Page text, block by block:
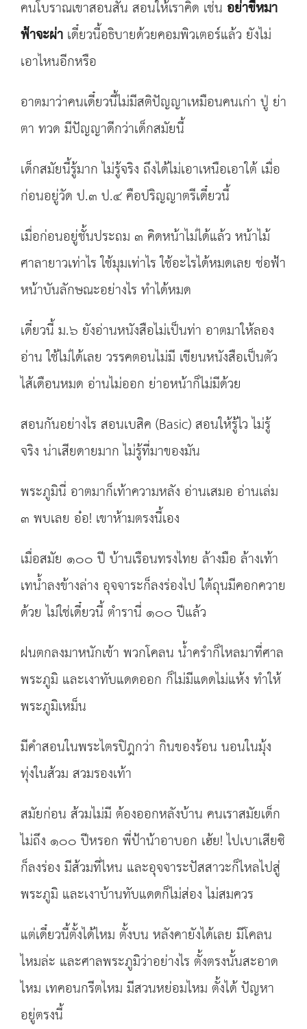
คนโบราณเขาสอนสั้น สอนให้เราคิด เช่นอย่าขี่หมา
ฟ้าจะผ่าเดี๋ยวนี้อธิบายด้วยคอมพิวเตอร์แล้ว ยังไม่
เอาไหนอีกหรือ
อาตมาว่าคนเดี๋ยวนี้ไม่มีสติปัญญาเหมือนคนเก่า ปู่ ย่า
ตา ทวด มีปัญญาดีกว่าเด็กสมัยนี้
เด็กสมัยนี้รู้มาก ไม่รู้จริง ถึงได้ไม่เอาเหนือเอาใต้ เมื่อ
ก่อนอยู่วัด ป.๓ ป.๔ คือปริญญาตรีเดี๋ยวนี้
เมื่อก่อนอยู่ชั้นประถม ๓ คิดหน้าไม่ได้แล้ว หน้าไม้
ศาลายาวเท่าไร ใช้มุมเท่าไร ใช้อะไรได้หมดเลย ช่อฟ้า
หน้าบันลักษณะอย่างไร ทำได้หมด
เดี๋ยวนี้ ม.๖ ยังอ่านหนังสือไม่เป็นท่า อาตมาให้ลอง
อ่าน ใช้ไม่ได้เลย วรรคตอนไม่มี เขียนหนังสือเป็นตัว
ไส้เดือนหมด อ่านไม่ออก ย่าอหน้าก็ไม่มีด้วย
สอนกันอย่างไร สอนเบสิค (Basic) สอนให้รู้ไว ไม่รู้
จริง น่าเสียดายมาก ไม่รู้ที่มาของมัน
พระภูมินี่ อาตมาก็เท้าความหลัง อ่านเสมอ อ่านเล่ม
๓ พบเลย อ๋อ! เขาห้ามตรงนี้เอง
เมื่อสมัย ๑๐๐ ปี บ้านเรือนทรงไทย ล้างมือ ล้างเท้า
เทน้ำลงข้างล่าง อุจจาระก็ลงร่องไป ใต้ถุนมีคอกควาย
ด้วย ไม่ใช่เดี๋ยวนี้ ตำรานี่ ๑๐๐ ปีแล้ว
ฝนตกลงมาหนักเข้า พวกโคลน น้ำครำก็ไหลมาที่ศาล
พระภูมิ และเงาทับแดดออก ก็ไม่มีแดดไม่แห้ง ทำให้
พระภูมิเหม็น
มีคำสอนในพระไตรปิฎกว่า กินของร้อน นอนในมุ้ง
ทุ่งในส้วม สวมรองเท้า
สมัยก่อน ส้วมไม่มี ต้องออกหลังบ้าน คนเราสมัยเด็ก
ไม่ถึง ๑๐๐ ปีหรอก พี่ป้าน้าอาบอก เฮ้ย! ไปเบาเสียซิ
ก็ลงร่อง มีส้วมที่ไหน และอุจจาระปัสสาวะก็ไหลไปสู่
พระภูมิ และเงาบ้านทับแดดก็ไม่ส่อง ไม่สมควร
แต่เดี๋ยวนี้ตั้งได้ไหม ตั้งบน หลังคายังได้เลย มีโคลน
ไหมล่ะ และศาลพระภูมิว่าอย่างไร ตั้งตรงนั้นสะอาด
ไหม เทคอนกรีตไหม มีสวนหย่อมไหม ตั้งได้ ปัญหา
อยู่ตรงนี้